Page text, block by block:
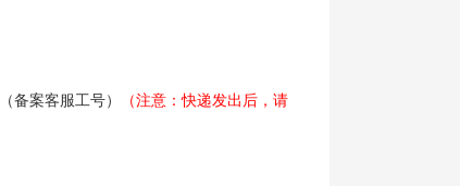
（备案客服工号） （注意：快递发出后，请